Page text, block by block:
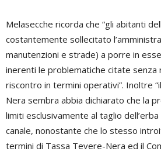
Melasecche ricorda che “gli abitanti
costantemente sollecitato
manutenzioni e strade) a porre in
inerenti le problematiche citate senza
riscontro in termini operativi”. Inoltre
Nera sembra abbia dichiarato che la
limiti esclusivamente al taglio
canale, nonostante che lo stesso
termini di Tassa Tevere-Nera ed il